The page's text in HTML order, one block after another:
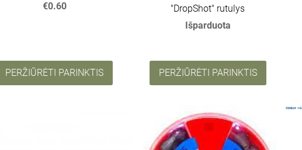
€0.60
PERŽIŪRĖTI PARINKTIS
"DropShot" rutulys
Išparduota
PERŽIŪRĖTI PARINKTIS